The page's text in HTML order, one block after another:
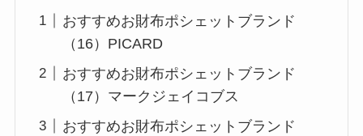
おすすめお財布ポシェットブランド
（16）PICARD
おすすめお財布ポシェットブランド
（17）マークジェイコブス
おすすめお財布ポシェットブランド